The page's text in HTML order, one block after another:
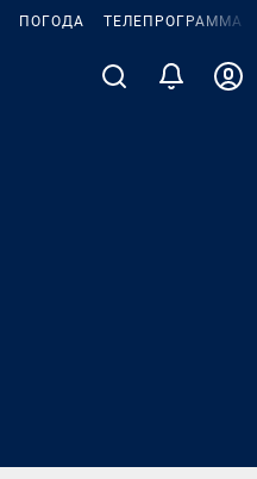
ПОГОДА ТЕЛЕПРОГРАММА